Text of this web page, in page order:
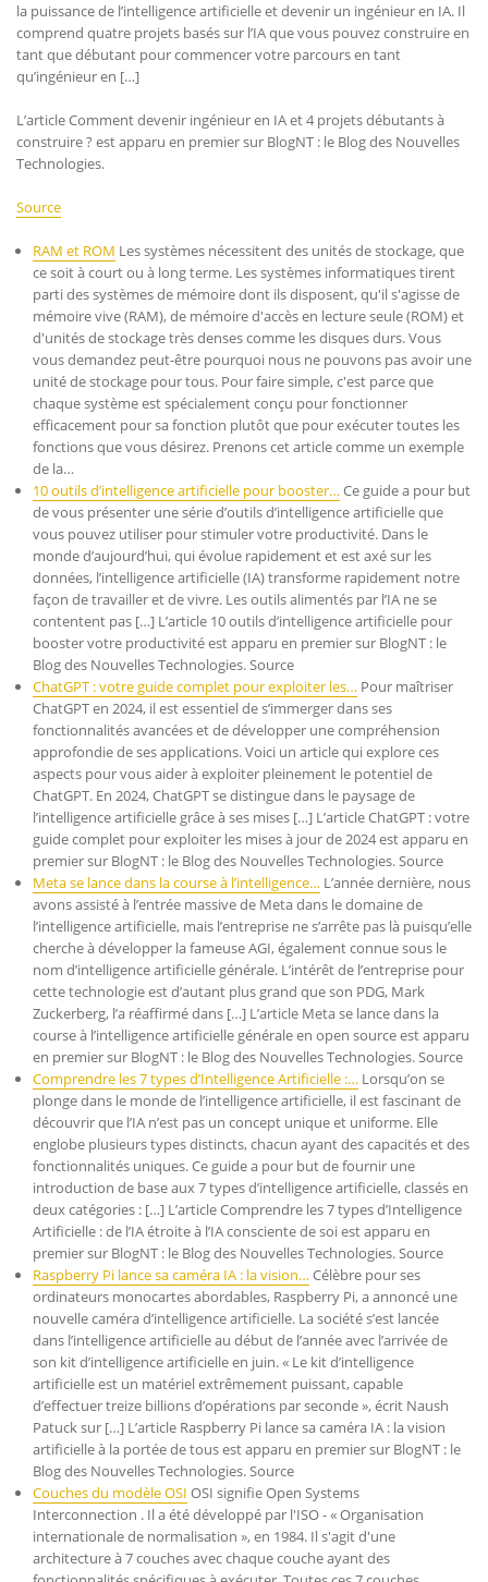
la puissance de l’intelligence artificielle et devenir un ingénieur en IA. Il
comprend quatre projets basés sur l’IA que vous pouvez construire en
tant que débutant pour commencer votre parcours en tant
qu’ingénieur en […]
L’article Comment devenir ingénieur en IA et 4 projets débutants à
construire ? est apparu en premier sur BlogNT : le Blog des Nouvelles
Technologies.
Source
RAM et ROM Les systèmes nécessitent des unités de stockage, que
ce soit à court ou à long terme. Les systèmes informatiques tirent
parti des systèmes de mémoire dont ils disposent, qu'il s'agisse de
mémoire vive (RAM), de mémoire d'accès en lecture seule (ROM) et
d'unités de stockage très denses comme les disques durs. Vous
vous demandez peut-être pourquoi nous ne pouvons pas avoir une
unité de stockage pour tous. Pour faire simple, c'est parce que
chaque système est spécialement conçu pour fonctionner
efficacement pour sa fonction plutôt que pour exécuter toutes les
fonctions que vous désirez. Prenons cet article comme un exemple
de la…
10 outils d’intelligence artificielle pour booster…Ce guide a pour but
de vous présenter une série d’outils d’intelligence artificielle que
vous pouvez utiliser pour stimuler votre productivité. Dans le
monde d’aujourd’hui, qui évolue rapidement et est axé sur les
données, l’intelligence artificielle (IA) transforme rapidement notre
façon de travailler et de vivre. Les outils alimentés par l’IA ne se
contentent pas […] L’article 10 outils d’intelligence artificielle pour
booster votre productivité est apparu en premier sur BlogNT : le
Blog des Nouvelles Technologies. Source
ChatGPT : votre guide complet pour exploiter les… Pour maîtriser
ChatGPT en 2024, il est essentiel de s’immerger dans ses
fonctionnalités avancées et de développer une compréhension
approfondie de ses applications. Voici un article qui explore ces
aspects pour vous aider à exploiter pleinement le potentiel de
ChatGPT. En 2024, ChatGPT se distingue dans le paysage de
l’intelligence artificielle grâce à ses mises […] L’article ChatGPT : votre
guide complet pour exploiter les mises à jour de 2024 est apparu en
premier sur BlogNT : le Blog des Nouvelles Technologies. Source
Meta se lance dans la course à l’intelligence… L’année dernière, nous
avons assisté à l’entrée massive de Meta dans le domaine de
l’intelligence artificielle, mais l’entreprise ne s’arrête pas là puisqu’elle
cherche à développer la fameuse AGI, également connue sous le
nom d’intelligence artificielle générale. L’intérêt de l’entreprise pour
cette technologie est d’autant plus grand que son PDG, Mark
Zuckerberg, l’a réaffirmé dans […] L’article Meta se lance dans la
course à l’intelligence artificielle générale en open source est apparu
en premier sur BlogNT : le Blog des Nouvelles Technologies. Source
Comprendre les 7 types d’Intelligence Artificielle :… Lorsqu’on se
plonge dans le monde de l’intelligence artificielle, il est fascinant de
découvrir que l’IA n’est pas un concept unique et uniforme. Elle
englobe plusieurs types distincts, chacun ayant des capacités et des
fonctionnalités uniques. Ce guide a pour but de fournir une
introduction de base aux 7 types d’intelligence artificielle, classés en
deux catégories : […] L’article Comprendre les 7 types d’Intelligence
Artificielle : de l’IA étroite à l’IA consciente de soi est apparu en
premier sur BlogNT : le Blog des Nouvelles Technologies. Source
Raspberry Pi lance sa caméra IA : la vision…Célèbre pour ses
ordinateurs monocartes abordables, Raspberry Pi, a annoncé une
nouvelle caméra d’intelligence artificielle. La société s’est lancée
dans l’intelligence artificielle au début de l’année avec l’arrivée de
son kit d’intelligence artificielle en juin. « Le kit d’intelligence
artificielle est un matériel extrêmement puissant, capable
d’effectuer treize billions d’opérations par seconde », écrit Naush
Patuck sur […] L’article Raspberry Pi lance sa caméra IA : la vision
artificielle à la portée de tous est apparu en premier sur BlogNT : le
Blog des Nouvelles Technologies. Source
Couches du modèle OSI OSI signifie Open Systems
Interconnection . Il a été développé par l'ISO - « Organisation
internationale de normalisation », en 1984. Il s'agit d'une
architecture à 7 couches avec chaque couche ayant des